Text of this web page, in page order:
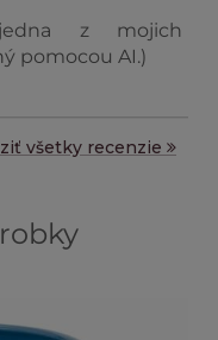
z mojich
pomocou AI.)
všetky recenzie